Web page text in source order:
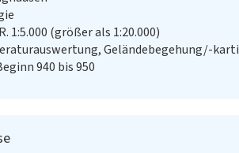
1:5.000 (größer als 1:20.000)
Geländebegehung/-
940 bis 950